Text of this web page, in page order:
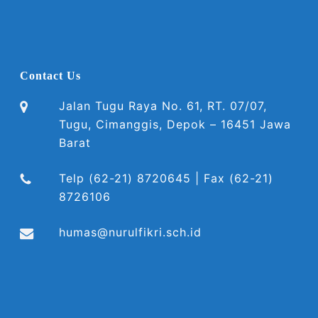
Contact Us
Jalan Tugu Raya No. 61, RT. 07/07,
Tugu, Cimanggis, Depok – 16451 Jawa
Barat
Telp (62-21) 8720645 | Fax (62-21)
8726106
humas@nurulfikri.sch.id